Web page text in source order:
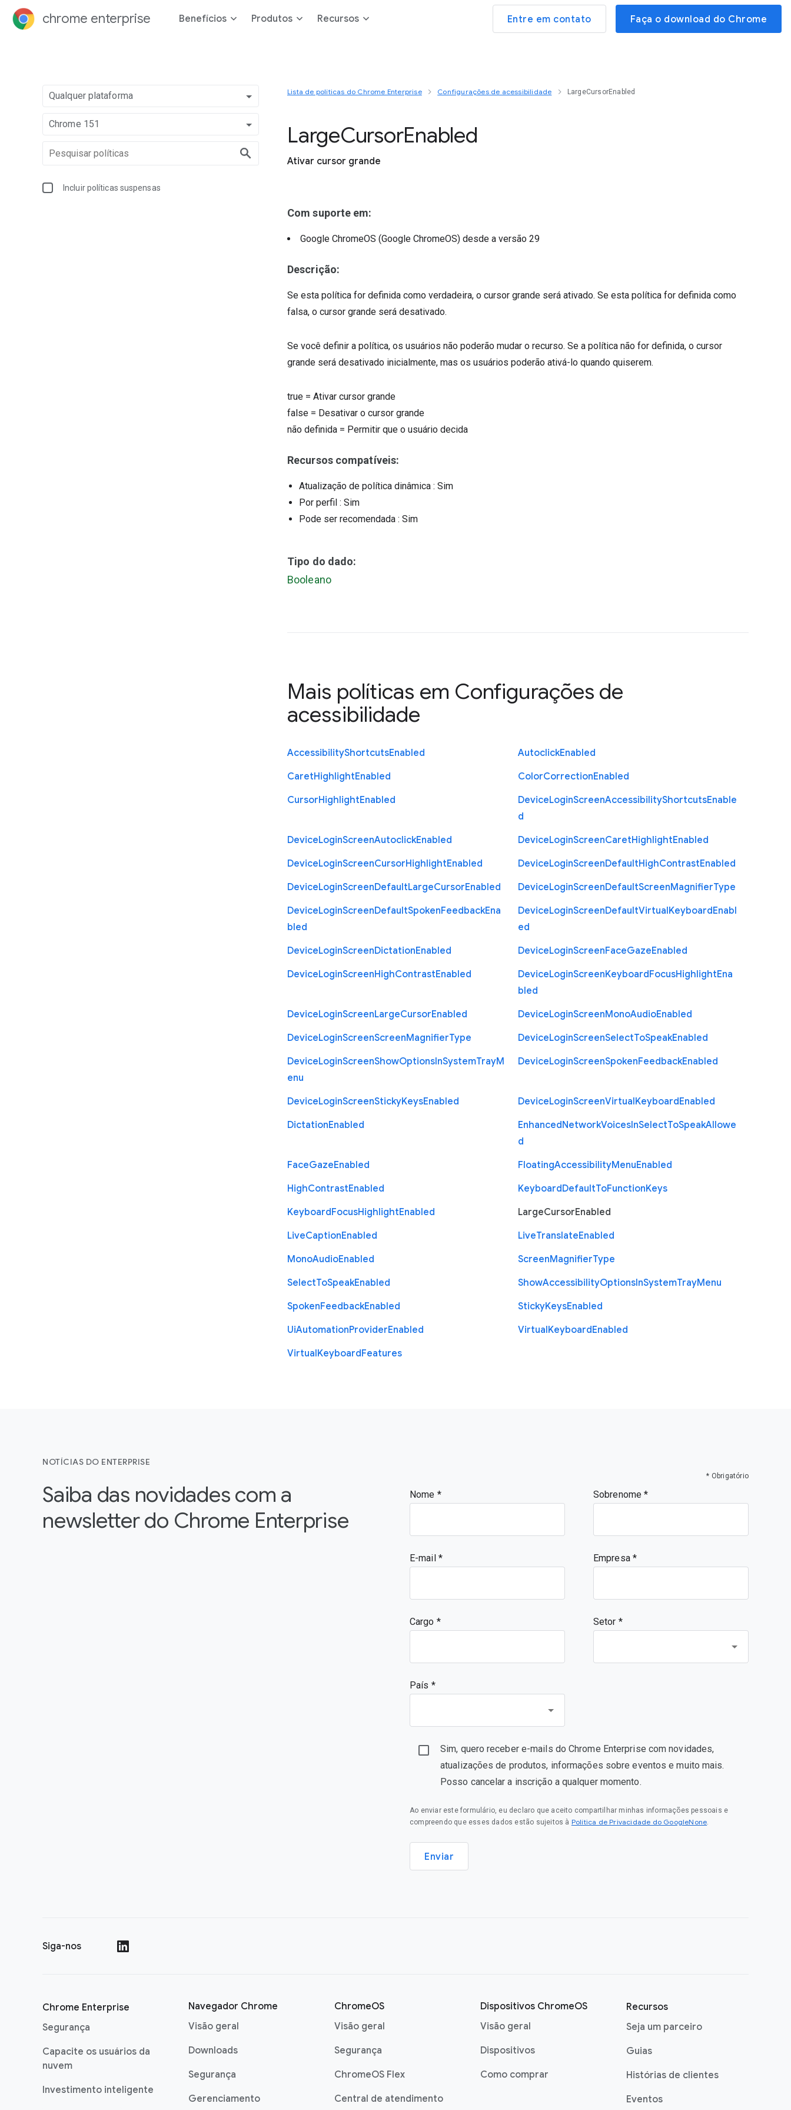
chrome enterprise Benefícios Produtos Recursos Entre em contato Faça o download do Chrome
Qualquer plataforma
Chrome 151
Incluir políticas suspensas
Lista de políticas do Chrome Enterprise Configurações de acessibilidade LargeCursorEnabled
LargeCursorEnabled
Ativar cursor grande
Com suporte em:
Google ChromeOS (Google ChromeOS) desde a versão 29
Descrição:
Se esta política for definida como verdadeira, o cursor grande será ativado. Se esta política for definida como
falsa, o cursor grande será desativado.
Se você definir a política, os usuários não poderão mudar o recurso. Se a política não for definida, o cursor
grande será desativado inicialmente, mas os usuários poderão ativá-lo quando quiserem.
true = Ativar cursor grande
false = Desativar o cursor grande
não definida = Permitir que o usuário decida
Recursos compatíveis:
Atualização de política dinâmica : Sim
Por perfil : Sim
Pode ser recomendada : Sim
Tipo do dado:
Booleano
Mais políticas em Configurações de
acessibilidade
AccessibilityShortcutsEnabled AutoclickEnabled
CaretHighlightEnabled ColorCorrectionEnabled
CursorHighlightEnabled DeviceLoginScreenAccessibilityShortcutsEnable
d
DeviceLoginScreenAutoclickEnabled DeviceLoginScreenCaretHighlightEnabled
DeviceLoginScreenCursorHighlightEnabled DeviceLoginScreenDefaultHighContrastEnabled
DeviceLoginScreenDefaultLargeCursorEnabled DeviceLoginScreenDefaultScreenMagnifierType
DeviceLoginScreenDefaultSpokenFeedbackEna
bled
DeviceLoginScreenDefaultVirtualKeyboardEnabl
ed
DeviceLoginScreenDictationEnabled DeviceLoginScreenFaceGazeEnabled
DeviceLoginScreenHighContrastEnabled DeviceLoginScreenKeyboardFocusHighlightEna
bled
DeviceLoginScreenLargeCursorEnabled DeviceLoginScreenMonoAudioEnabled
DeviceLoginScreenScreenMagnifierType DeviceLoginScreenSelectToSpeakEnabled
DeviceLoginScreenShowOptionsInSystemTrayM
enu
DeviceLoginScreenSpokenFeedbackEnabled
DeviceLoginScreenStickyKeysEnabled DeviceLoginScreenVirtualKeyboardEnabled
DictationEnabled EnhancedNetworkVoicesInSelectToSpeakAllowe
d
FaceGazeEnabled FloatingAccessibilityMenuEnabled
HighContrastEnabled KeyboardDefaultToFunctionKeys
KeyboardFocusHighlightEnabled LargeCursorEnabled
LiveCaptionEnabled LiveTranslateEnabled
MonoAudioEnabled ScreenMagnifierType
SelectToSpeakEnabled ShowAccessibilityOptionsInSystemTrayMenu
SpokenFeedbackEnabled StickyKeysEnabled
UiAutomationProviderEnabled VirtualKeyboardEnabled
VirtualKeyboardFeatures
NOTÍCIAS DO ENTERPRISE
Saiba das novidades com a
newsletter do Chrome Enterprise
* Obrigatório
Nome Sobrenome
E-mail Empresa
Cargo Setor *
País *
Sim, quero receber e-mails do Chrome Enterprise com novidades,
atualizações de produtos, informações sobre eventos e muito mais.
Posso cancelar a inscrição a qualquer momento.
Ao enviar este formulário, eu declaro que aceito compartilhar minhas informações pessoais e
compreendo que esses dados estão sujeitos à Política de Privacidade do GoogleNone.
Enviar
Siga-nos
Chrome Enterprise
Segurança
Capacite os usuários da
nuvem
Investimento inteligente
Navegador Chrome
Visão geral
Downloads
Segurança
Gerenciamento
ChromeOS
Visão geral
Segurança
ChromeOS Flex
Central de atendimento
Dispositivos ChromeOS
Visão geral
Dispositivos
Como comprar
Recursos
Seja um parceiro
Guias
Histórias de clientes
Eventos